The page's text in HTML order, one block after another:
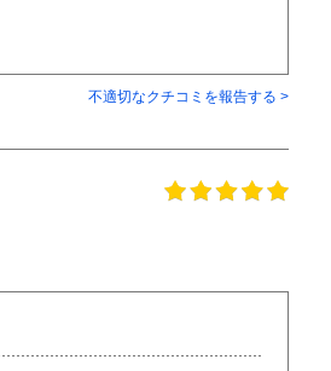
不適切なクチコミを報告する >